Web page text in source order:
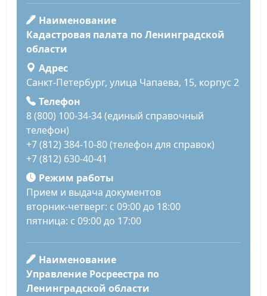
Наименование
Кадастровая палата по Ленинградской
области
Адрес
Санкт-Петербург, улица Чапаева, 15, корпус 2
Телефон
8 (800) 100-34-34 (единый справочный
телефон)
+7 (812) 384-10-80 (телефон для справок)
+7 (812) 630-40-41
Режим работы
Прием и выдача документов
вторник-четверг: с 09:00 до 18:00
пятница: с 09:00 до 17:00
Наименование
Управление Росреестра по
Ленинградской области